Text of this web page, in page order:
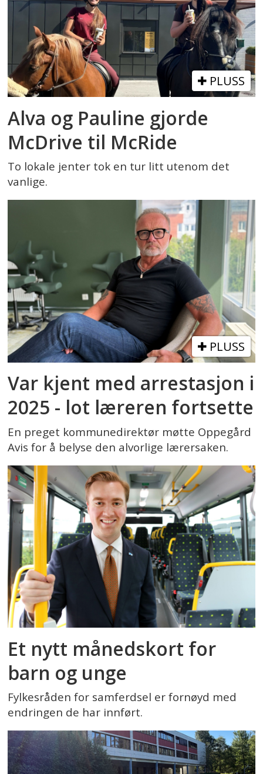
PLUSS
Alva og Pauline gjorde
McDrive til McRide
To lokale jenter tok en tur litt utenom det
vanlige.
PLUSS
Var kjent med arrestasjon i
2025 - lot læreren fortsette
En preget kommunedirektør møtte Oppegård
Avis for å belyse den alvorlige lærersaken.
Et nytt månedskort for
barn og unge
Fylkesråden for samferdsel er fornøyd med
endringen de har innført.